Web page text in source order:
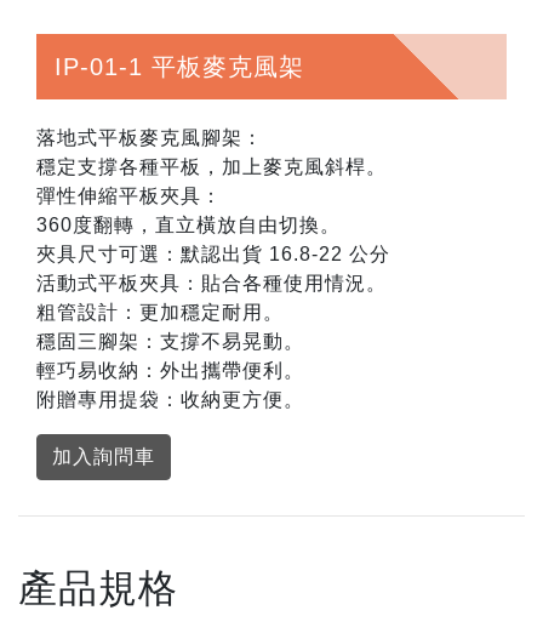
IP-01-1 平板麥克風架
落地式平板麥克風腳架：
穩定支撐各種平板，加上麥克風斜桿。
彈性伸縮平板夾具：
360度翻轉，直立橫放自由切換。
夾具尺寸可選：默認出貨 16.8-22 公分
活動式平板夾具：貼合各種使用情況。
粗管設計：更加穩定耐用。
穩固三腳架：支撐不易晃動。
輕巧易收納：外出攜帶便利。
附贈專用提袋：收納更方便。
加入詢問車
產品規格